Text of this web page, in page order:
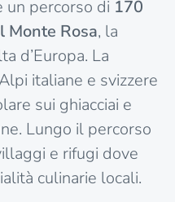
un percorso di 170
Monte Rosa, la
d’Europa. La
italiane e svizzere
sui ghiacciai e
Lungo il percorso
e rifugi dove
culinarie locali.